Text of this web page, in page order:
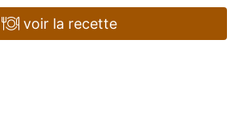
voir la recette